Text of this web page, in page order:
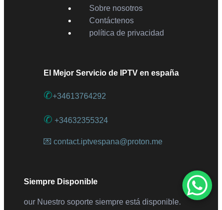
Sobre nosotros
Contáctenos
política de privacidad
El Mejor Servicio de IPTV en españa
✆+34613764292
✆ +34632355324
💌 contact.iptvespana@proton.me
Siempre Disponible
our Nuestro soporte siempre está disponible.